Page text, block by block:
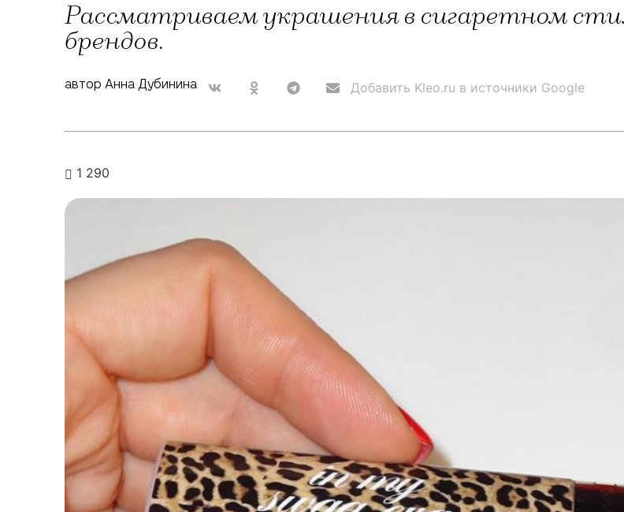
Рассматриваем украшения в сигаретном
брендов.
автор Анна Дубинина Добавить Kleo.ru в источники Google
1 290